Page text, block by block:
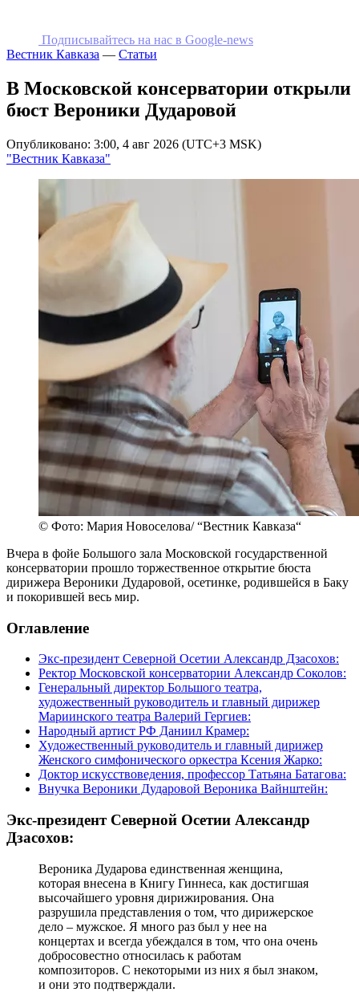
Подписывайтесь на наc в Google-news
Вестник Кавказа — Статьи
В Московской консерватории открыли
бюст Вероники Дударовой
Опубликовано: 3:00, 4 авг 2026 (UTC+3 MSK)
"Вестник Кавказа"
© Фото: Мария Новоселова/ “Вестник Кавказа“
Вчера в фойе Большого зала Московской государственной
консерватории прошло торжественное открытие бюста
дирижера Вероники Дударовой, осетинке, родившейся в Баку
и покорившей весь мир.
Оглавление
Экс-президент Северной Осетии Александр Дзасохов:
Ректор Московской консерватории Александр Соколов:
Генеральный директор Большого театра,
художественный руководитель и главный дирижер
Мариинского театра Валерий Гергиев:
Народный артист РФ Даниил Крамер:
Художественный руководитель и главный дирижер
Женского симфонического оркестра Ксения Жарко:
Доктор искусствоведения, профессор Татьяна Батагова:
Внучка Вероники Дударовой Вероника Вайнштейн:
Экс-президент Северной Осетии Александр
Дзасохов:
Вероника Дударова единственная женщина,
которая внесена в Книгу Гиннеса, как достигшая
высочайшего уровня дирижирования. Она
разрушила представления о том, что дирижерское
дело – мужское. Я много раз был у нее на
концертах и всегда убеждался в том, что она очень
добросовестно относилась к работам
композиторов. С некоторыми из них я был знаком,
и они это подтверждали.